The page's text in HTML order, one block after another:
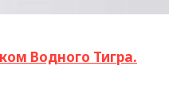
Водного Тигра.